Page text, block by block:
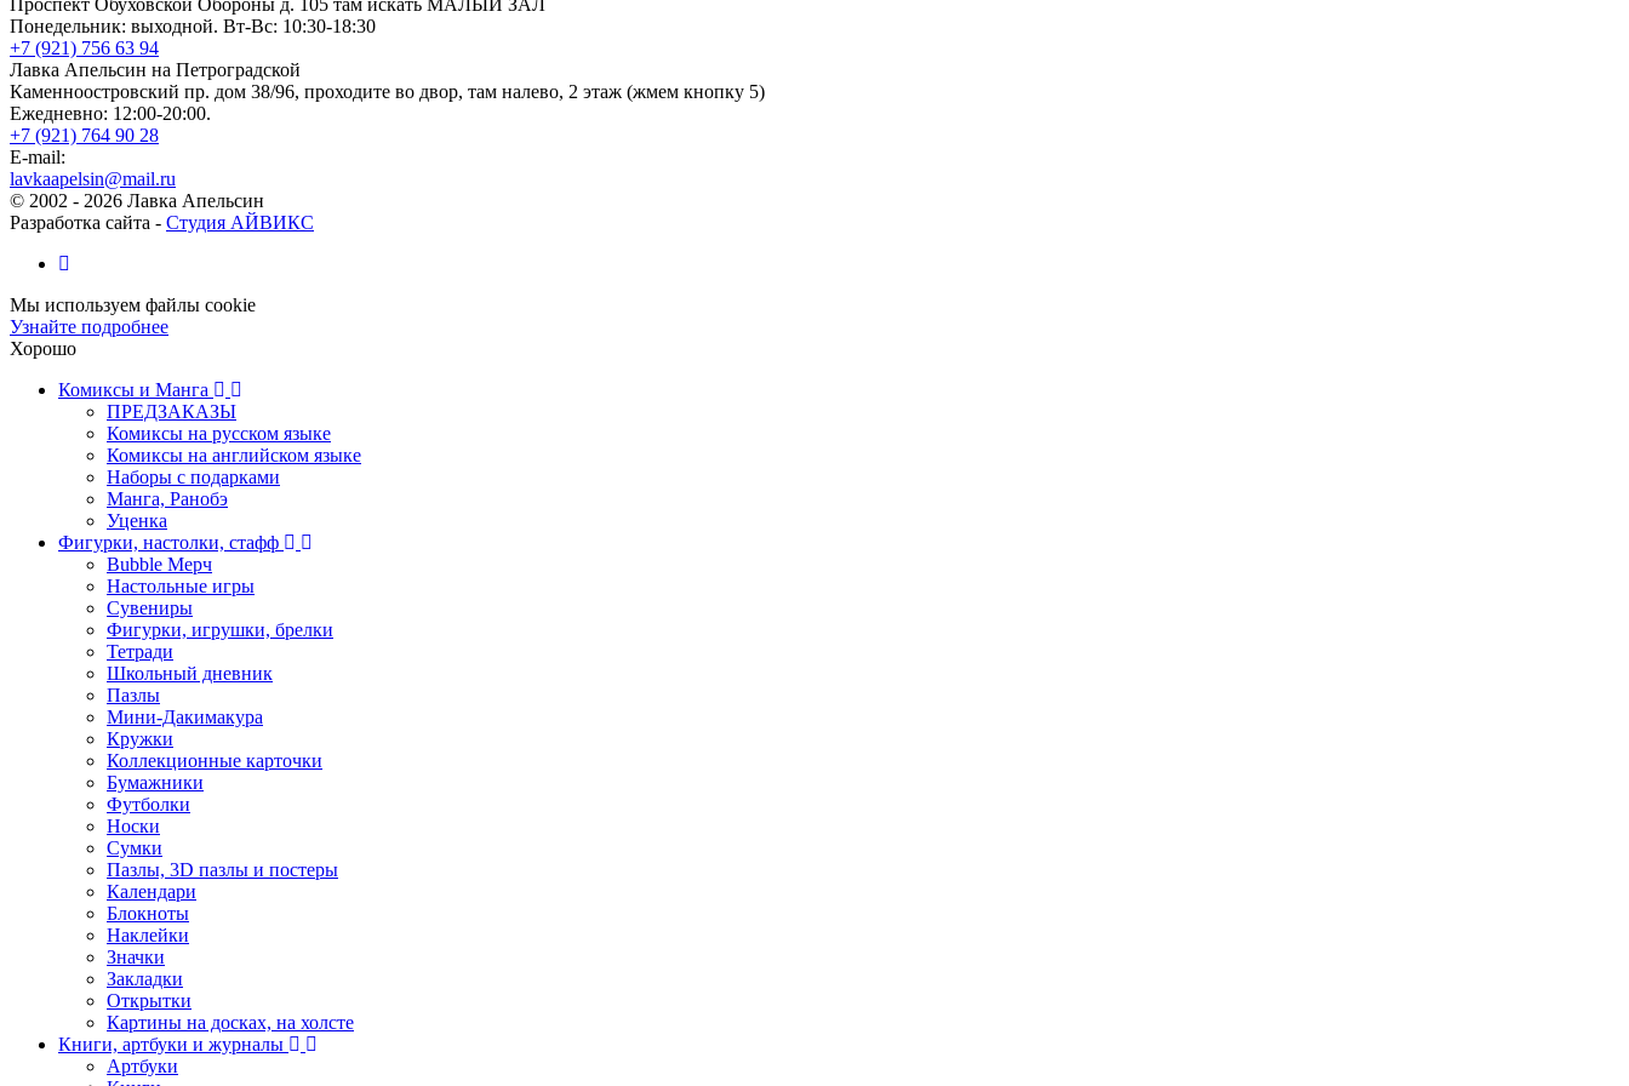
Понедельник: выходной. Вт-Вс: 10:30-18:30
+7 (921) 756 63 94
Лавка Апельсин на Петроградской
Каменноостровский пр. дом 38/96, проходите во двор, там налево, 2 этаж (жмем кнопку 5)
Ежедневно: 12:00-20:00.
+7 (921) 764 90 28
E-mail:
lavkaapelsin@mail.ru
© 2002 - 2026 Лавка Апельсин
Разработка сайта - Студия АЙВИКС
Мы используем файлы cookie
Узнайте подробнее
Хорошо
Комиксы и Манга
ПРЕДЗАКАЗЫ
Комиксы на русском языке
Комиксы на английском языке
Наборы с подарками
Манга, Ранобэ
Уценка
Фигурки, настолки, стафф
Bubble Мерч
Настольные игры
Сувениры
Фигурки, игрушки, брелки
Тетради
Школьный дневник
Пазлы
Мини-Дакимакура
Кружки
Коллекционные карточки
Бумажники
Футболки
Носки
Сумки
Пазлы, 3D пазлы и постеры
Календари
Блокноты
Наклейки
Значки
Закладки
Открытки
Картины на досках, на холсте
Книги, артбуки и журналы
Артбуки